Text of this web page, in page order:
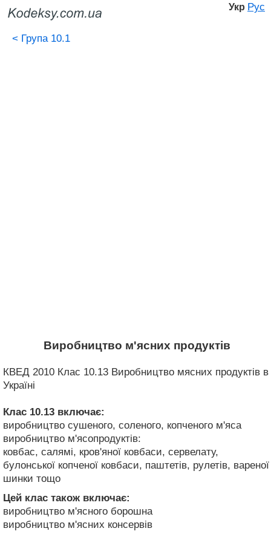
Укр Рус
< Група 10.1
Виробництво м'ясних продуктів
КВЕД 2010 Клас 10.13 Виробництво мясних продуктів в
Україні
Клас 10.13 включає:
виробництво сушеного, соленого, копченого м'яса
виробництво м'ясопродуктів:
ковбас, салямі, кров'яної ковбаси, сервелату,
булонської копченої ковбаси, паштетів, рулетів, вареної
шинки тощо
Цей клас також включає:
виробництво м'ясного борошна
виробництво м'ясних консервів